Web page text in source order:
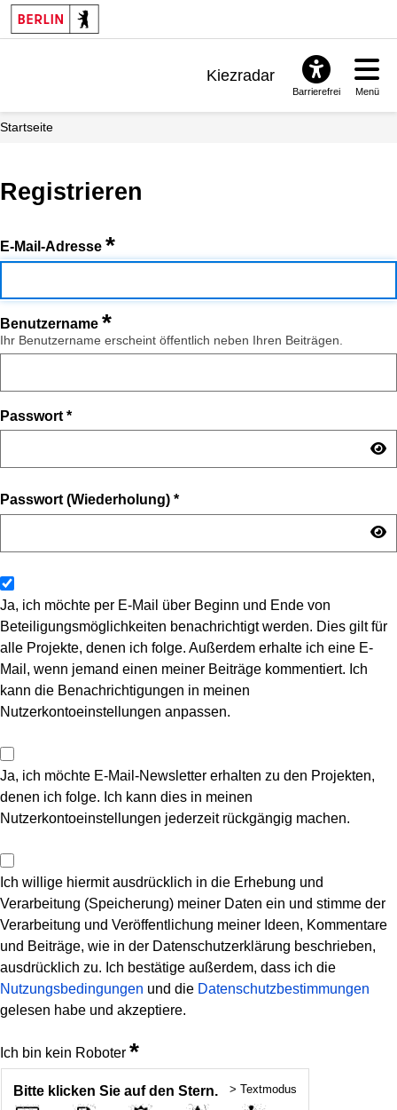
Kiezradar
Barrierefrei Menü
Startseite
Registrieren
E-Mail-Adresse *
Benutzername *
Ihr Benutzername erscheint öffentlich neben Ihren Beiträgen.
Passwort *
Passwort (Wiederholung) *
Ja, ich möchte per E-Mail über Beginn und Ende von
Beteiligungsmöglichkeiten benachrichtigt werden. Dies gilt für
alle Projekte, denen ich folge. Außerdem erhalte ich eine E-
Mail, wenn jemand einen meiner Beiträge kommentiert. Ich
kann die Benachrichtigungen in meinen
Nutzerkontoeinstellungen anpassen.
Ja, ich möchte E-Mail-Newsletter erhalten zu den Projekten,
denen ich folge. Ich kann dies in meinen
Nutzerkontoeinstellungen jederzeit rückgängig machen.
Ich willige hiermit ausdrücklich in die Erhebung und
Verarbeitung (Speicherung) meiner Daten ein und stimme der
Verarbeitung und Veröffentlichung meiner Ideen, Kommentare
und Beiträge, wie in der Datenschutzerklärung beschrieben,
ausdrücklich zu. Ich bestätige außerdem, dass ich die
Nutzungsbedingungen und die Datenschutzbestimmungen
gelesen habe und akzeptiere.
Ich bin kein Roboter *
Bitte klicken Sie auf den Stern. > Textmodus